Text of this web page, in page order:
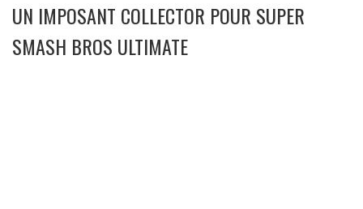
UN IMPOSANT COLLECTOR POUR SUPER
SMASH BROS ULTIMATE